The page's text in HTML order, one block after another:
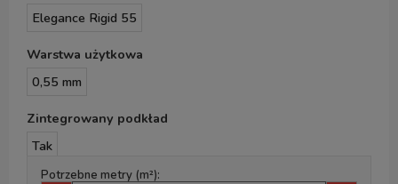
Elegance Rigid 55
Warstwa użytkowa
0,55 mm
Zintegrowany podkład
Tak
Potrzebne metry (m²):